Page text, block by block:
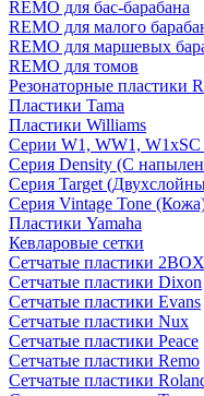
REMO для бас-барабана
REMO для малого
REMO для маршевых
REMO для томов
Резонаторные пластики
Пластики Tama
Пластики Williams
Серии W1, WW1,
Серия Density (C
Серия Target
Серия Vintage Tone
Пластики Yamaha
Кевларовые сетки
Сетчатые пластики 2BOX
Сетчатые пластики Dixon
Сетчатые пластики Evans
Сетчатые пластики Nux
Сетчатые пластики Peace
Сетчатые пластики Remo
Сетчатые пластики